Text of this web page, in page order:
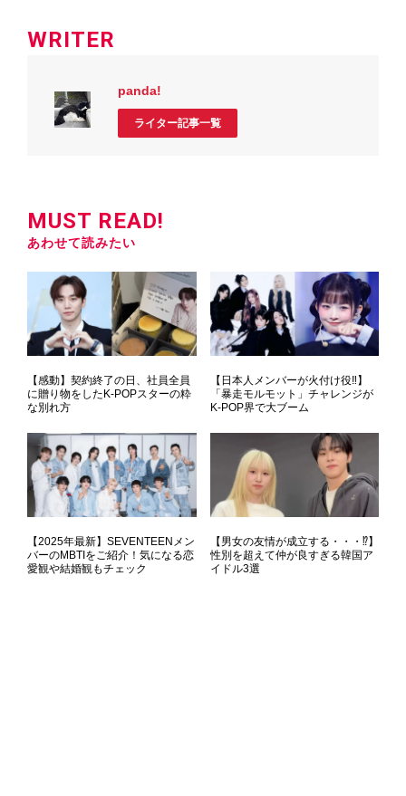
WRITER
panda!
ライター記事一覧
MUST READ!
あわせて読みたい
【感動】契約終了の日、社員全員
に贈り物をしたK-POPスターの粋
な別れ方
【日本人メンバーが火付け役‼】
「暴走モルモット」チャレンジが
K-POP界で大ブーム
【2025年最新】SEVENTEENメン
バーのMBTIをご紹介！気になる恋
愛観や結婚観もチェック
【男女の友情が成立する・・・⁉】
性別を超えて仲が良すぎる韓国ア
イドル3選